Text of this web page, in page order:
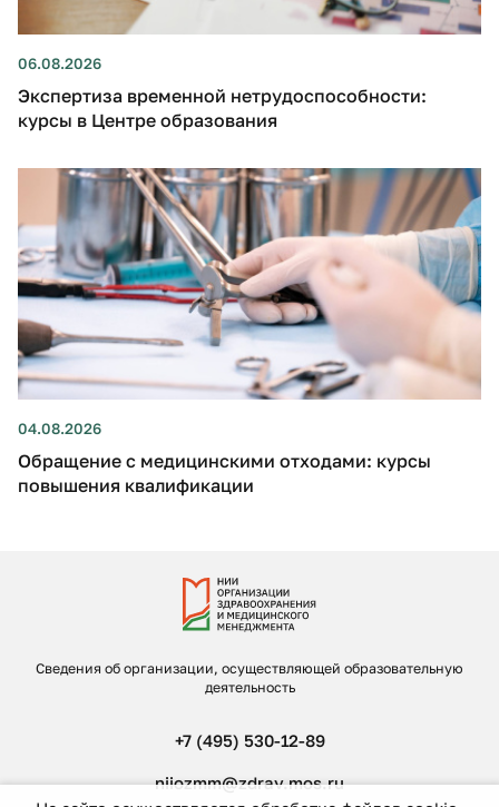
06.08.2026
Экспертиза временной нетрудоспособности:
курсы в Центре образования
04.08.2026
Обращение с медицинскими отходами: курсы
повышения квалификации
Сведения об организации, осуществляющей образовательную
деятельность
+7 (495) 530-12-89
niiozmm@zdrav.mos.ru